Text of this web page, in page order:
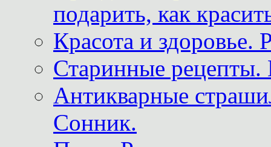
подарить, как
Красота и здоровье.
Старинные рецепты.
Антикварные
Сонник.